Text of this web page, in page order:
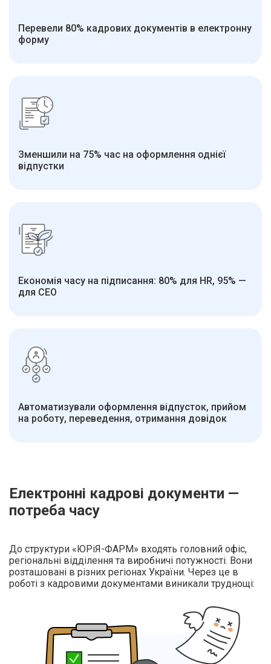
Перевели 80% кадрових документів в електронну
форму
Зменшили на 75% час на оформлення однієї
відпустки
Економія часу на підписання: 80% для HR, 95% —
для СЕО
Автоматизували оформлення відпусток, прийом
на роботу, переведення, отримання довідок
Електронні кадрові документи —
потреба часу
До структури «ЮРіЯ-ФАРМ» входять головний офіс,
регіональні відділення та виробничі потужності. Вони
розташовані в різних регіонах України. Через це в
роботі з кадровими документами виникали труднощі: